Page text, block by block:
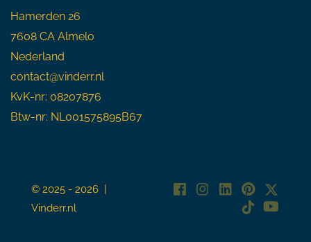
Hamerden 26
7608 CA Almelo
Nederland
contact@vinderr.nl
KvK-nr: 08207876
Btw-nr: NL001575895B67
© 2025 - 2026 |
Vinderr.nl